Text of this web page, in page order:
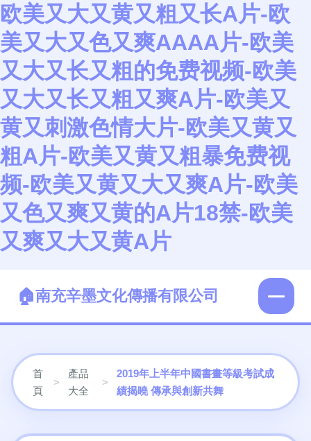
欧美又大又黄又粗又长A片-欧
美又大又色又爽AAAA片-欧美
又大又长又粗的免费视频-欧美
又大又长又粗又爽A片-欧美又
黄又刺激色情大片-欧美又黄又
粗A片-欧美又黄又粗暴免费视
频-欧美又黄又大又爽A片-欧美
又色又爽又黄的A片18禁-欧美
又爽又大又黄A片
南充辛墨文化傳播有限公司
首
頁
>
產品
大全
>
2019年上半年中國書畫等級考試成
績揭曉 傳承與創新共舞